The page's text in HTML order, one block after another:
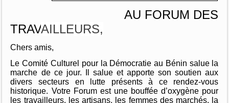
AU FORUM DES
TRAVAILLEURS,
Chers amis,
Le Comité Culturel pour la Démocratie au Bénin salue la
marche de ce jour. Il salue et apporte son soutien aux
divers secteurs en lutte présents à ce rendez-vous
historique. Votre Forum est une bouffée d’oxygène pour
les travailleurs, les artisans, les femmes des marchés, la